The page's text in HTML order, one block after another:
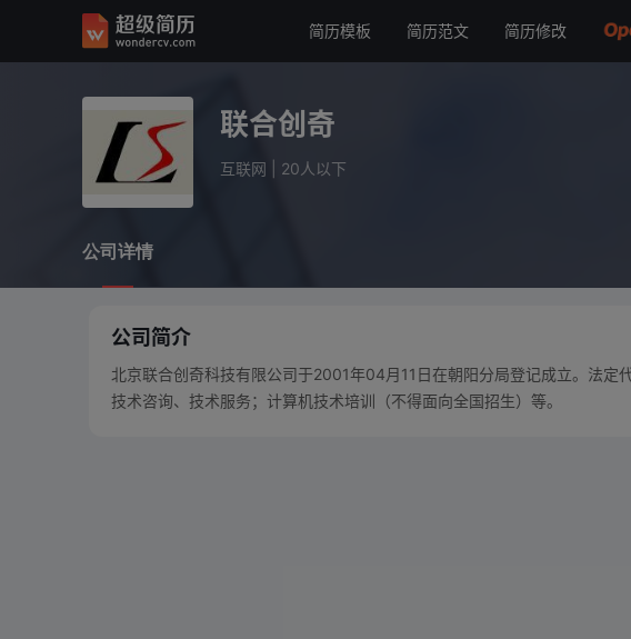
简历模板 简历范文 简历修改
联合创奇
公司详情 联合创奇
互联网 20人以下
公司详情
公司简介
北京联合创奇科技有限公司于2001年04月11日在朝阳分局登记成立。法定
技术咨询、技术服务；计算机技术培训（不得面向全国招生）等。